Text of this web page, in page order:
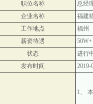
职位名称
总经
企业名称
福建
工作地点
福州
薪资待遇
状态
进行
发布时间
2019-
1、